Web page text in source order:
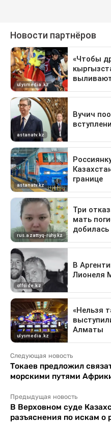
Следующая новость
Токаев предложил
морскими путями
Предыдущая новость
В Верховном суде
разъяснения по искам о